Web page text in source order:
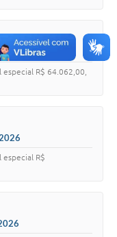
R$ 64.062,00,
R$